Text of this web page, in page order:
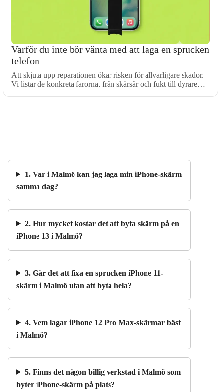
Varför du inte bör vänta med att laga en sprucken
telefon
Att skjuta upp reparationen ökar risken för allvarligare skador.
Vi listar de konkreta farorna, från skärsår och fukt till dyrare…
1. Var i Malmö kan jag laga min iPhone-skärm
samma dag?
2. Hur mycket kostar det att byta skärm på en
iPhone 13 i Malmö?
3. Går det att fixa en sprucken iPhone 11-
skärm i Malmö utan att byta hela?
4. Vem lagar iPhone 12 Pro Max-skärmar bäst
i Malmö?
5. Finns det någon billig verkstad i Malmö som
byter iPhone-skärm på plats?